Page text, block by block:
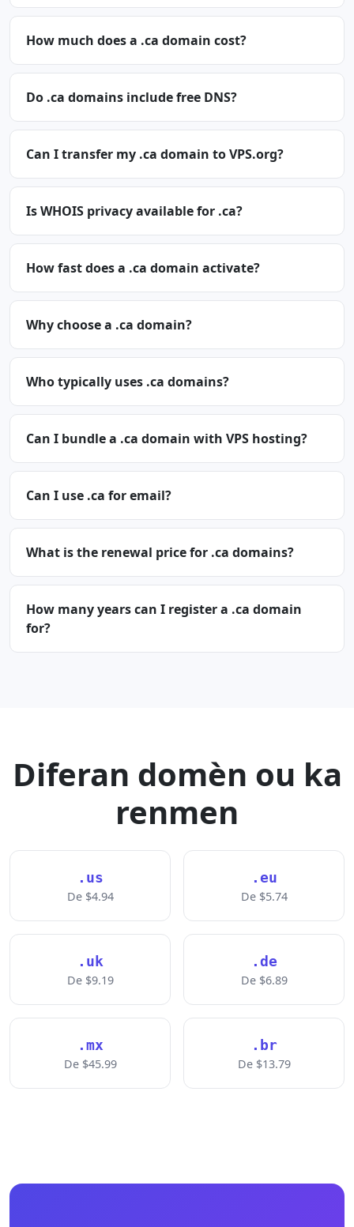
How much does a .ca domain cost?
Do .ca domains include free DNS?
Can I transfer my .ca domain to VPS.org?
Is WHOIS privacy available for .ca?
How fast does a .ca domain activate?
Why choose a .ca domain?
Who typically uses .ca domains?
Can I bundle a .ca domain with VPS hosting?
Can I use .ca for email?
What is the renewal price for .ca domains?
How many years can I register a .ca domain
for?
Diferan domèn ou ka
renmen
.us
De $4.94
.eu
De $5.74
.uk
De $9.19
.de
De $6.89
.mx
De $45.99
.br
De $13.79